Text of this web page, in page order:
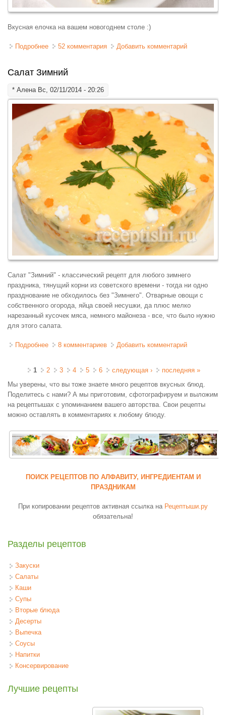
Вкусная елочка на вашем новогоднем столе :)
Подробнее о Салат с ветчиной, в виде елки на Новый год
52 комментария Добавить комментарий
Салат Зимний
* АленаВс, 02/11/2014 - 20:26
Салат "Зимний" - классический рецепт для любого зимнего
праздника, тянущий корни из советского времени - тогда ни одно
празднование не обходилось без "Зимнего". Отварные овощи с
собственного огорода, яйца своей несушки, да плюс мелко
нарезанный кусочек мяса, немного майонеза - все, что было нужно
для этого салата.
Подробнее о Салат Зимний
8 комментариев Добавить комментарий
Страницы
1 2 3 4 5 6 следующая ›
последняя »
Мы уверены, что вы тоже знаете много рецептов вкусных блюд.
Поделитесь с нами? А мы приготовим, сфотографируем и выложим
на рецептышах с упоминанием вашего авторства. Свои рецепты
можно оставлять в комментариях к любому блюду.
ПОИСК РЕЦЕПТОВ ПО АЛФАВИТУ, ИНГРЕДИЕНТАМ И
ПРАЗДНИКАМ
При копировании рецептов активная ссылка на Рецептыши.ру
обязательна!
Разделы рецептов
Закуски
Салаты
Каши
Супы
Вторые блюда
Десерты
Выпечка
Соусы
Напитки
Консервирование
Лучшие рецепты